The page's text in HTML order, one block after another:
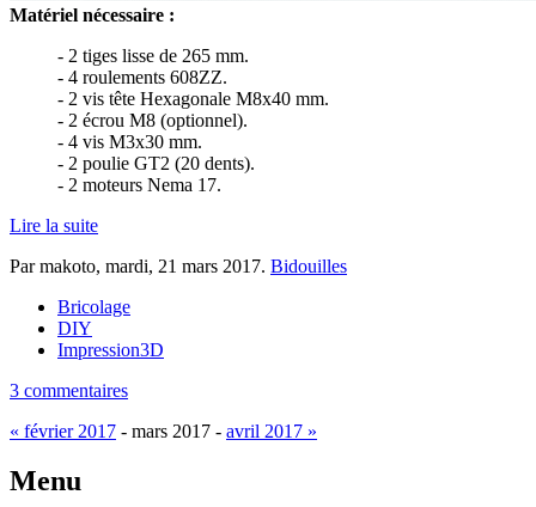
Matériel nécessaire :
- 2 tiges lisse de 265 mm.
- 4 roulements 608ZZ.
- 2 vis tête Hexagonale M8x40 mm.
- 2 écrou M8 (optionnel).
- 4 vis M3x30 mm.
- 2 poulie GT2 (20 dents).
- 2 moteurs Nema 17.
Lire la suite
Par makoto, mardi, 21 mars 2017. Bidouilles
Bricolage
DIY
Impression3D
3 commentaires
« février 2017 - mars 2017 - avril 2017 »
Menu